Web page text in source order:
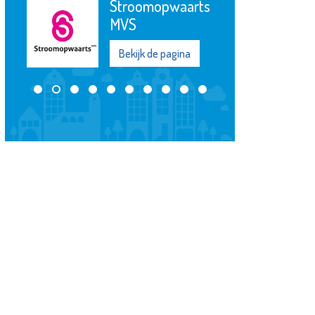
Scholengemeenschap
Spieringshoek
Bekijk de pagina